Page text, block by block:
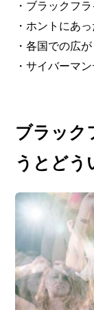
・ブラックフ
・ホントにあ
・各国での広が
・サイバーマ
ブラック
うとどう